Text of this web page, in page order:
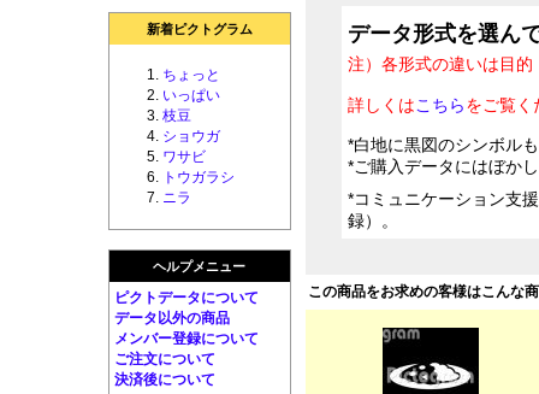
新着ピクトグラム
ちょっと
いっぱい
枝豆
ショウガ
ワサビ
トウガラシ
ニラ
ヘルプメニュー
ピクトデータについて
データ以外の商品
メンバー登録について
ご注文について
決済後について
データ形式を選ん
注）各形式の違いは目
詳しくはこちらをご覧く
*白地に黒図のシンボル
*ご購入データにはぼか
*コミュニケーション支
録）。
この商品をお求めの客様はこんな